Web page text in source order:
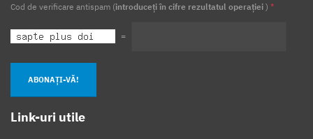
Cod de verificare antispam (introduceți în cifre rezultatul operației ) *
=
ABONAȚI-VĂ!
Link-uri utile